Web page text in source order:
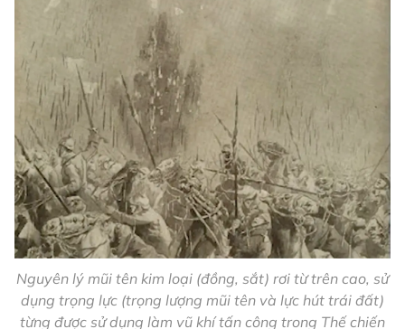
Nguyên lý mũi tên kim loại (đồng, sắt) rơi từ trên cao, sử
dụng trọng lực (trọng lượng mũi tên và lực hút trái đất)
từng được sử dụng làm vũ khí tấn công trong Thế chiến